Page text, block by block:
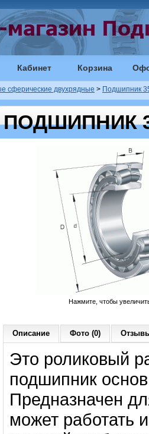
Кабинет Корзина
сферические двухрядные > Подшипник
ПОДШИПНИК
Нажмите, чтобы
Описание Фото (0)
Это роликовый
подшипник
Предназначен
может работать